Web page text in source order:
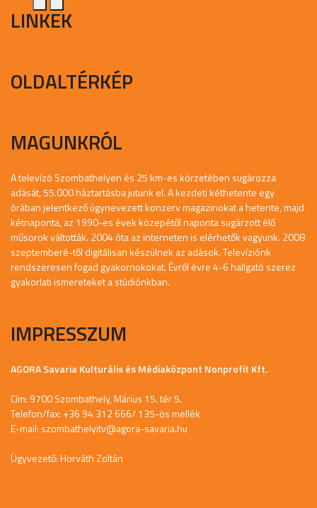
LINKEK
OLDALTÉRKÉP
MAGUNKRÓL
A televízó Szombathelyen és 25 km-es körzetében sugározza
adását, 55.000 háztartásba jutunk el. A kezdeti kéthetente egy
órában jelentkező úgynevezett konzerv magazinokat a hetente, majd
kétnaponta, az 1990-es évek közepétől naponta sugárzott élő
műsorok váltották. 2004 óta az interneten is elérhetők vagyunk. 2008
szeptemberé-től digitálisan készülnek az adások. Televíziónk
rendszeresen fogad gyakornokokat. Évről évre 4-6 hallgató szerez
gyakorlati ismereteket a stúdiónkban.
IMPRESSZUM
AGORA Savaria Kulturális és Médiaközpont Nonprofit Kft.
Cím: 9700 Szombathely, Márius 15. tér 5.
Telefon/fax: +36 94 312 666/ 135-ös mellék
E-mail: szombathelyitv@agora-savaria.hu
Ügyvezető: Horváth Zoltán